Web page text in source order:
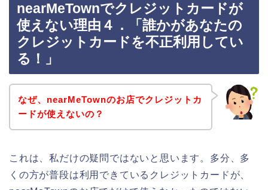
nearMeTownでクレジットカードが
使えない理由４．「誰かがあなたの
クレジットカードを不正利用してい
る！」
なぜ、nearMeTownのお店でクレジットカ
ードが使えないの？
これは、私だけの疑問ではないと思います。多分、多
くの方が普段は利用できているクレジットカードが、